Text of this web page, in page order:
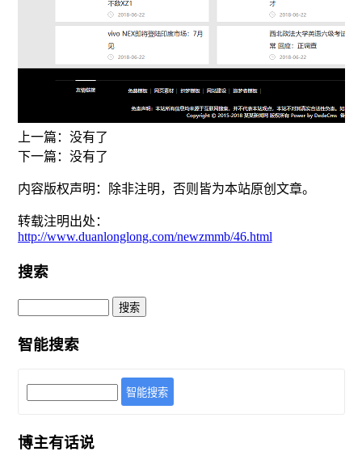
上一篇：没有了
下一篇：没有了
内容版权声明：除非注明，否则皆为本站原创文章。
转载注明出处：
http://www.duanlonglong.com/newzmmb/46.html
搜索
智能搜索
智能搜索
博主有话说